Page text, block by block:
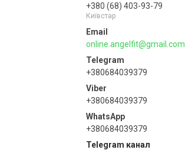
+380 (68) 403-93-79
Київстар
online.angelfit@gmail.com
+380684039379
+380684039379
+380684039379
Telegram канал